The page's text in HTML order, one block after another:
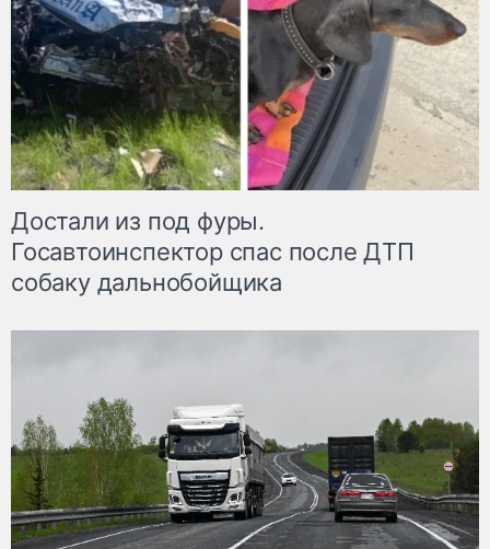
Достали из под фуры.
Госавтоинспектор спас после ДТП
собаку дальнобойщика